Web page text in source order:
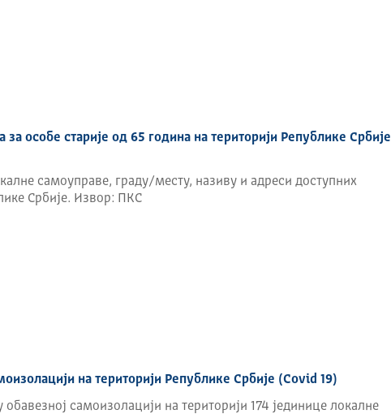
особе старије од 65 година на територији Републике Србије
самоуправе, граду/месту, називу и адреси доступних
Србије. Извор: ПКС
на територији Републике Србије (Covid 19)
самоизолацији на територији 174 јединице локалне